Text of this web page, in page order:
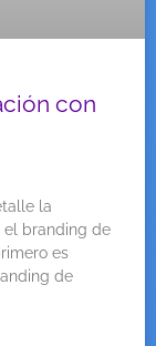
con
la
el branding de
es
de